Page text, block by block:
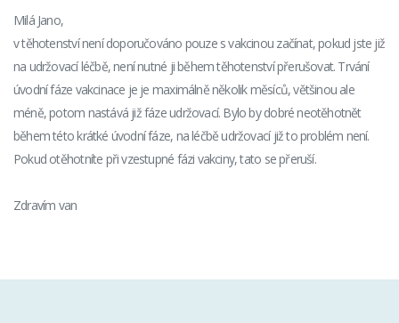
Milá Jano,
v těhotenství není doporučováno pouze s vakcinou začínat, pokud jste již
na udržovací léčbě, není nutné ji během těhotenství přerušovat. Trvání
úvodní fáze vakcinace je je maximálně několik měsíců, většinou ale
méně, potom nastává již fáze udržovací. Bylo by dobré neotěhotnět
během této krátké úvodní fáze, na léčbě udržovací již to problém není.
Pokud otěhotníte při vzestupné fázi vakciny, tato se přeruší.
Zdravím van